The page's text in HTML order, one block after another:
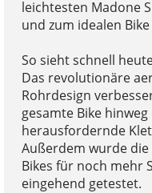
leichtesten Madone
und zum idealen
So sieht schnell
Das revolutionäre
Rohrdesign
gesamte Bike
herausfordernde
Außerdem wurde
Bikes für noch mehr
eingehend getestet.